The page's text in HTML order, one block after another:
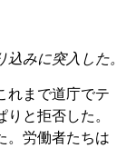
みに突入した。
れまで道庁でテ
と拒否した。
。労働者たちは